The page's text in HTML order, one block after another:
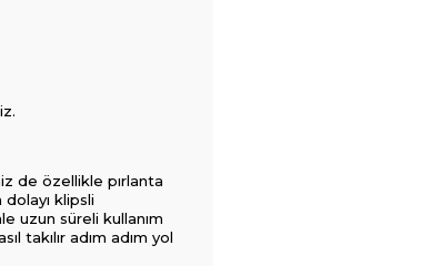
de özellikle pırlanta
klipsli
uzun süreli kullanım
takılır adım adım yol